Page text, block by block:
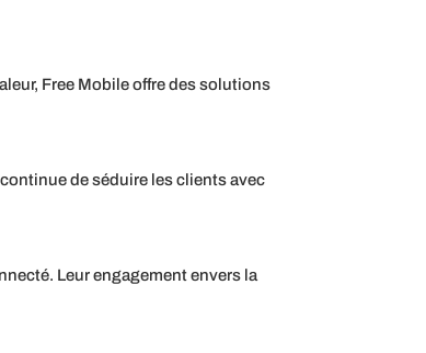
Free Mobile offre des solutions
de séduire les clients avec
Leur engagement envers la